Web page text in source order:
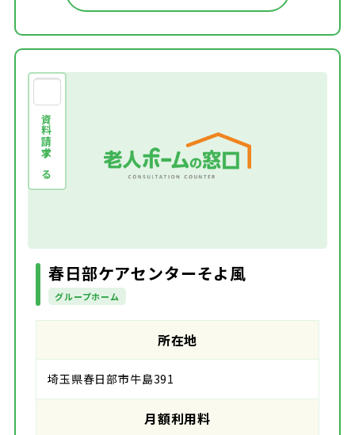
資料請求する
春日部ケアセンターそよ風
グループホーム
所在地
埼玉県春日部市牛島391
月額利用料